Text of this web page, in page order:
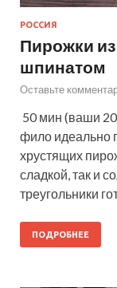
РОССИЯ
Пирожки
шпинатом
Оставьте
50 мин (ваши
фило идеально
хрустящих
сладкой, так и
треугольники
ПОДРОБНЕЕ